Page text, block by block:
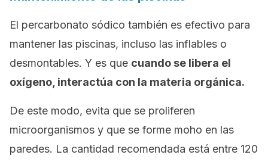
El percarbonato sódico también es efectivo para
mantener las piscinas, incluso las inflables o
desmontables. Y es que cuando se libera el
oxígeno, interactúa con la materia orgánica.
De este modo, evita que se proliferen
microorganismos y que se forme moho en las
paredes. La cantidad recomendada está entre 120